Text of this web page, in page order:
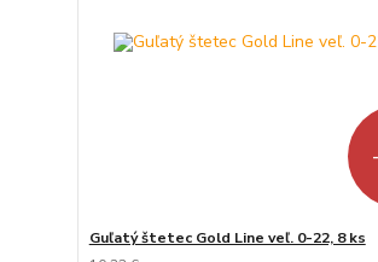
Guľatý štetec Gold Line veľ. 0-22, 8 ks